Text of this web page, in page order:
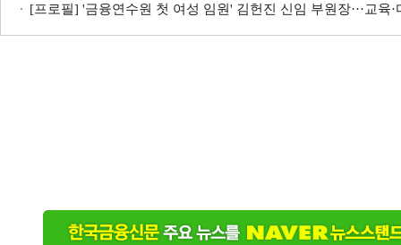
[프로필] '금융연수원 첫 여성 임원' 김헌진 신임 부원장···교육